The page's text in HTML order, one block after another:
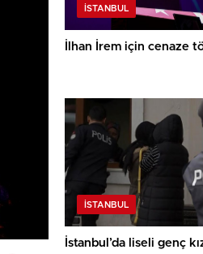
İSTANBUL
İlhan İrem için cenaze
İSTANBUL
İstanbul’da liseli genç